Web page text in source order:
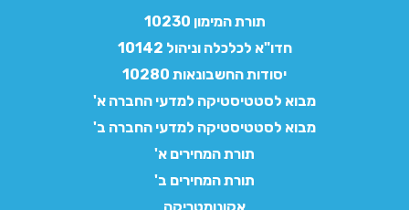
תורת המימון 10230
חדו"א לכלכלה וניהול 10142
יסודות החשבונאות 10280
מבוא לסטטיסטיקה למדעי החברה א'
מבוא לסטטיסטיקה למדעי החברה ב'
תורת המחירים א'
תורת המחירים ב'